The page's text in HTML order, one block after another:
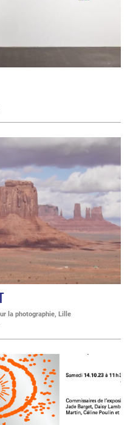
la photographie, Lille